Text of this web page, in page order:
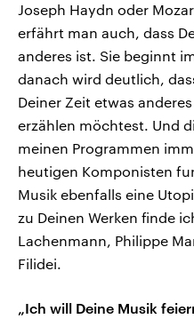
Joseph Haydn oder
erfährt man auch, dass
anderes ist. Sie beginnt
danach wird deutlich,
Deiner Zeit etwas
erzählen möchtest. Und
meinen Programmen
heutigen Komponisten
Musik ebenfalls eine
zu Deinen Werken finde
Lachenmann, Philippe
Filidei.
„Ich will Deine Musik